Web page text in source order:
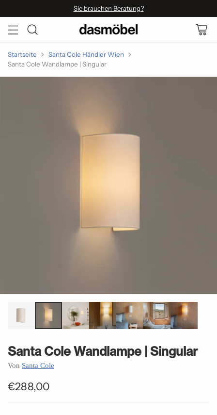
Sie brauchen Beratung?
Startseite
Santa Cole Händler Wien
Santa Cole Wandlampe | Singular
Santa Cole Wandlampe | Singular
Von Santa Cole
Normaler
€288,00